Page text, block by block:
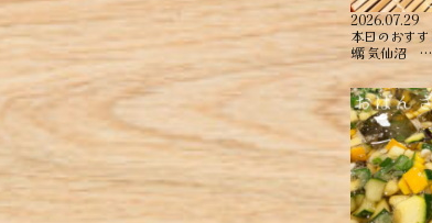
2026.07.29
本日のおす
蠣 ︎気仙沼 …